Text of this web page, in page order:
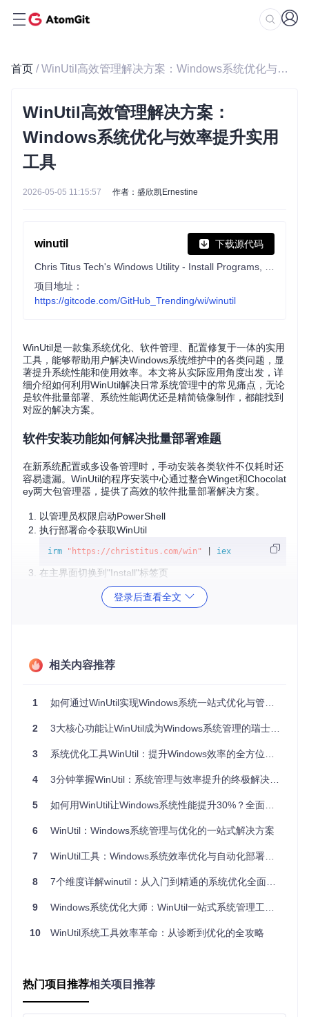
首页 / WinUtil高效管理解决方案：Windows系统优化与效率提升实用工具
WinUtil高效管理解决方案：
Windows系统优化与效率提升实用
工具
2026-05-05 11:15:57 作者：盛欣凯Ernestine
winutil 下载源代码
项目地址：
https://gitcode.com/GitHub_Trending/wi/winutil
WinUtil是一款集系统优化、软件管理、配置修复于一体的实用
工具，能够帮助用户解决Windows系统维护中的各类问题，显
著提升系统性能和使用效率。本文将从实际应用角度出发，详
细介绍如何利用WinUtil解决日常系统管理中的常见痛点，无论
是软件批量部署、系统性能调优还是精简镜像制作，都能找到
对应的解决方案。
软件安装功能如何解决批量部署难题
在新系统配置或多设备管理时，手动安装各类软件不仅耗时还
容易遗漏。WinUtil的程序安装中心通过整合Winget和Chocolat
ey两大包管理器，提供了高效的软件批量部署解决方案。
以管理员权限启动PowerShell
执行部署命令获取WinUtil
irm "https://christitus.com/win" | iex
在主界面切换到"Install"标签页
通过左侧分类导航选择需要安装的软件类别
勾选目标软件后点击"Install/Upgrade Selected"按钮
nUtil会自动检测已安装程序并灰色显示，避免重复安装。对于
开发环境配置，可一次性勾选"Development"分类下的Git、No
系统优化功能如何解决性能与隐私问题
Windows系统默认配置往往无法兼顾性能与隐私需求，WinUtil
能同时保护隐私。
在主界面切换到"Tweaks"标签页
"Standard"：适合大多数用户的推荐配置
手动调整具体优化项，蓝色开关表示启用状态
可启用"Add and Activate Ultimate Performance Profile"提升
登录后查看全文
相关内容推荐
1 如何通过WinUtil实现Windows系统一站式优化与管理？开源工具使用指南
2 3大核心功能让WinUtil成为Windows系统管理的瑞士军刀
3 系统优化工具WinUtil：提升Windows效率的全方位解决方案
4 3分钟掌握WinUtil：系统管理与效率提升的终极解决方案
5 如何用WinUtil让Windows系统性能提升30%？全面解析这款开源工具的核心价值
6 WinUtil：Windows系统管理与优化的一站式解决方案
7 WinUtil工具：Windows系统效率优化与自动化部署的终极解决方案
8 7个维度详解winutil：从入门到精通的系统优化全面指南
9 Windows系统优化大师：WinUtil一站式系统管理工具深度解析
10 WinUtil系统工具效率革命：从诊断到优化的全攻略
热门项目推荐相关项目推荐